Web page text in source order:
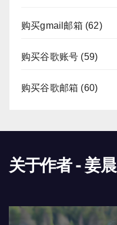
购买gmail邮箱 (62)
购买谷歌账号 (59)
购买谷歌邮箱 (60)
关于作者 - 姜晨